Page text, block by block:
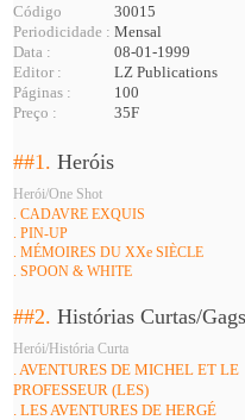
Código
30015
Periodicidade : Mensal
Data :
08-01-1999
Editor :
LZ Publications
Páginas :
100
Preço :
35F
##1.Heróis
Herói/One Shot
. CADAVRE EXQUIS
. PIN-UP
. MÉMOIRES DU XXe SIÈCLE
. SPOON & WHITE
##2.Histórias Curtas/Gags
Herói/História Curta
. AVENTURES DE MICHEL ET LE
PROFESSEUR (LES)
. LES AVENTURES DE HERGÉ